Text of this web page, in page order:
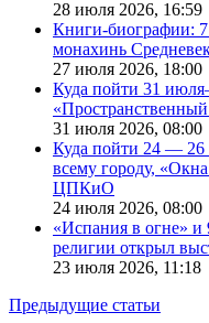
28 июля 2026, 16:59
Книги-биографии: 7
монахинь
27 июля 2026, 18:00
Куда пойти 31
31 июля 2026, 08:00
Куда пойти 24 — 26
всему городу,
ЦПКиО
24 июля 2026, 08:00
«Испания в огне» и
религии открыл
23 июля 2026, 11:18
Предыдущие статьи